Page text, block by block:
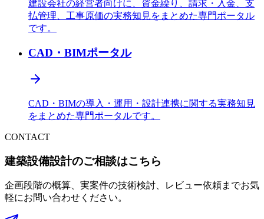
建設会社の経営者向けに、資金繰り、請求・入金、支
払管理、工事原価の実務知見をまとめた専門ポータル
です。
CAD・BIMポータル
CAD・BIMの導入・運用・設計連携に関する実務知見
をまとめた専門ポータルです。
CONTACT
建築設備設計のご相談はこちら
企画段階の概算、実案件の技術検討、レビュー依頼までお気
軽にお問い合わせください。